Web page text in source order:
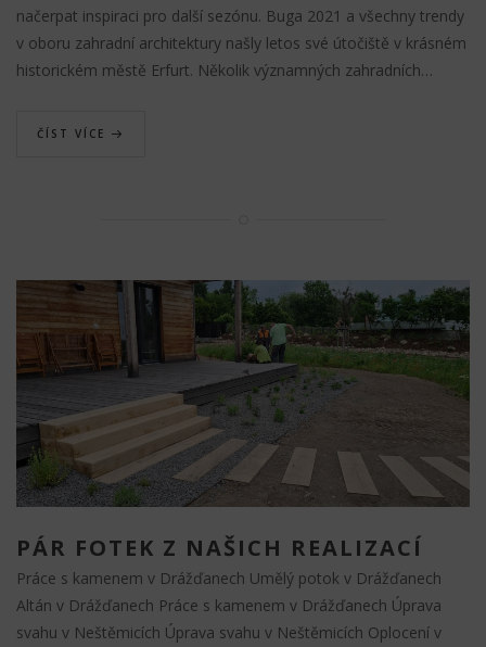
načerpat inspiraci pro další sezónu. Buga 2021 a všechny trendy
v oboru zahradní architektury našly letos své útočiště v krásném
historickém městě Erfurt. Několik významných zahradních…
ČÍST VÍCE
PÁR FOTEK Z NAŠICH REALIZACÍ
Práce s kamenem v Drážďanech Umělý potok v Drážďanech
Altán v Drážďanech Práce s kamenem v Drážďanech Úprava
svahu v Neštěmicích Úprava svahu v Neštěmicích Oplocení v